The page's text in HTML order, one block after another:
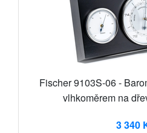
Fischer 9103S-06 -
vlhkoměrem na
3 340